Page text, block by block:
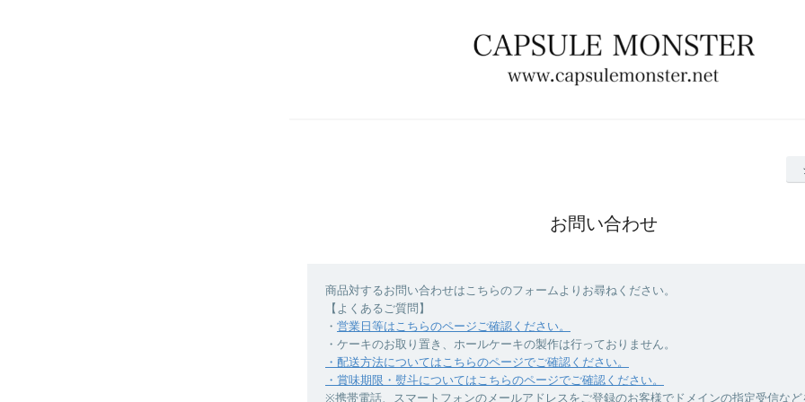
お問い合わせ
商品対するお問い合わせはこちらのフォームよりお尋ねください。
【よくあるご質問】
・ 営業日等はこちらのページご確認ください。
・ケーキのお取り置き、ホールケーキの製作は行っておりません。
・配送方法についてはこちらのページでご確認ください。
・賞味期限・熨斗についてはこちらのページでご確認ください。
※携帯電話、スマートフォンのメールアドレスをご登録のお客様でドメインの指定受信など